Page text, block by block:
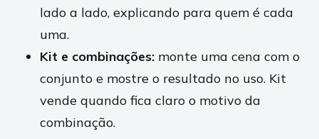
lado a lado, explicando para quem é cada
uma.
Kit e combinações: monte uma cena com o
conjunto e mostre o resultado no uso. Kit
vende quando fica claro o motivo da
combinação.